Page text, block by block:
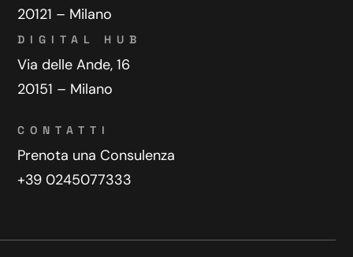
20121 – Milano
DIGITAL HUB
Via delle Ande, 16
20151 – Milano
CONTATTI
Prenota una Consulenza
+39 0245077333